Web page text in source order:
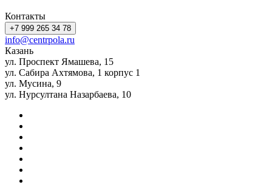
Контакты
+7 999 265 34 78
info@centrpola.ru
Казань
ул. Проспект Ямашева, 15
ул. Сабира Ахтямова, 1 корпус 1
ул. Мусина, 9
ул. Нурсултана Назарбаева, 10